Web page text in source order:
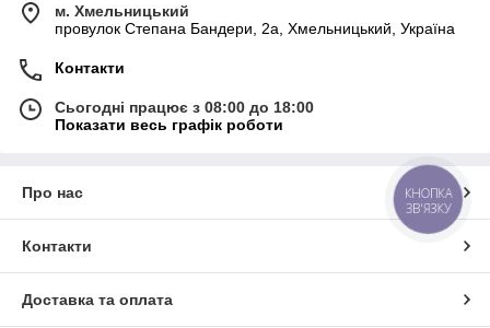
м. Хмельницький
провулок Степана Бандери, 2a, Хмельницький, Україна
Контакти
Сьогодні працює з 08:00 до 18:00
Показати весь графік роботи
Про нас
Контакти
Доставка та оплата
КНОПКА
ЗВ'ЯЗКУ